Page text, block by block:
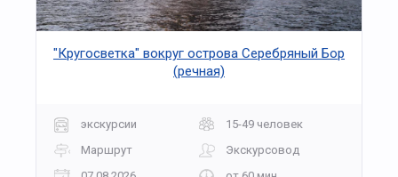
"Кругосветка" вокруг острова Серебряный Бор
(речная)
экскурсии
15-49 человек
Маршрут
Экскурсовод